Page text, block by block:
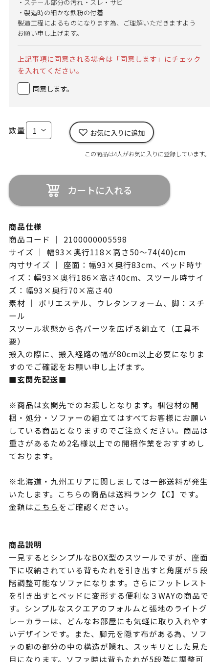
・スチール部分の汚れ・スレ・サビ
・製造時の細かな鉄粉の付着
製造工程によるものになります為、ご理解いただきますよう
お願い申し上げます。
上記事項に同意される場合は「同意します」にチェック
を入れてください。
同意します。
数量 お気に入りに追加
この商品は4人がお気に入りに登録しています。
カートに入れる
商品仕様
商品コード ｜ 2100000005598
サイズ ｜ 幅93×奥行118×高さ50～74(40)cm
内寸サイズ ｜ 座面：幅93×奥行83cm、ベッド時サ
イズ：幅93×奥行186×高さ40cm、スツール時サイ
ズ：幅93×奥行70×高さ40
素材 ｜ ポリエステル、ウレタンフォーム、脚：スチ
ール
スツール状態から各パーツを広げる組立て（工具不
要）
搬入の際に、搬入経路の幅が80cm以上必要になりま
すのでご確認をお願い申し上げます。
■玄関先配送■
※商品は玄関先でのお渡しとなります。梱包材の開
梱・処分・ソファーの組立てはすべてお客様にお願い
している商品となりますのでご注意ください。商品は
重さがあるため2名様以上での開梱作業をおすすめし
ております。
※北海道・九州エリアに関しましては一部送料が発生
いたします。こちらの商品は送料ランク【C】です。
金額はこちらをご確認ください。
商品説明
一見するとシンプルなBOX型のスツールですが、座面
下に収納されている背もたれを引き出すと角度が５段
階調整可能なソファになります。さらにフットレスト
を引き出すとベッドに変形する便利な３WAYの商品で
す。シンプルなスクエアのフォルムと張地のライトグ
レーカラーは、どんなお部屋にも気軽に取り入れやす
いデザインです。また、脚元を隠す布がある為、ソフ
ァの脚の部分の中の構造が隠れ、スッキリとした見た
目になります。ソファ時は背もたれが5段階に調整可